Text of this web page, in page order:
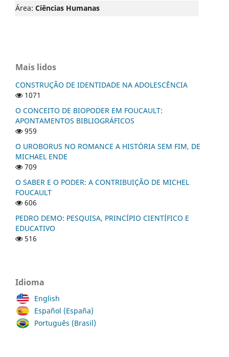
Área: Ciências Humanas
Mais lidos
CONSTRUÇÃO DE IDENTIDADE NA ADOLESCÊNCIA
1071
O CONCEITO DE BIOPODER EM FOUCAULT:
APONTAMENTOS BIBLIOGRÁFICOS
959
O UROBORUS NO ROMANCE A HISTÓRIA SEM FIM, DE
MICHAEL ENDE
709
O SABER E O PODER: A CONTRIBUIÇÃO DE MICHEL
FOUCAULT
606
PEDRO DEMO: PESQUISA, PRINCÍPIO CIENTÍFICO E
EDUCATIVO
516
Idioma
English
Español (España)
Português (Brasil)